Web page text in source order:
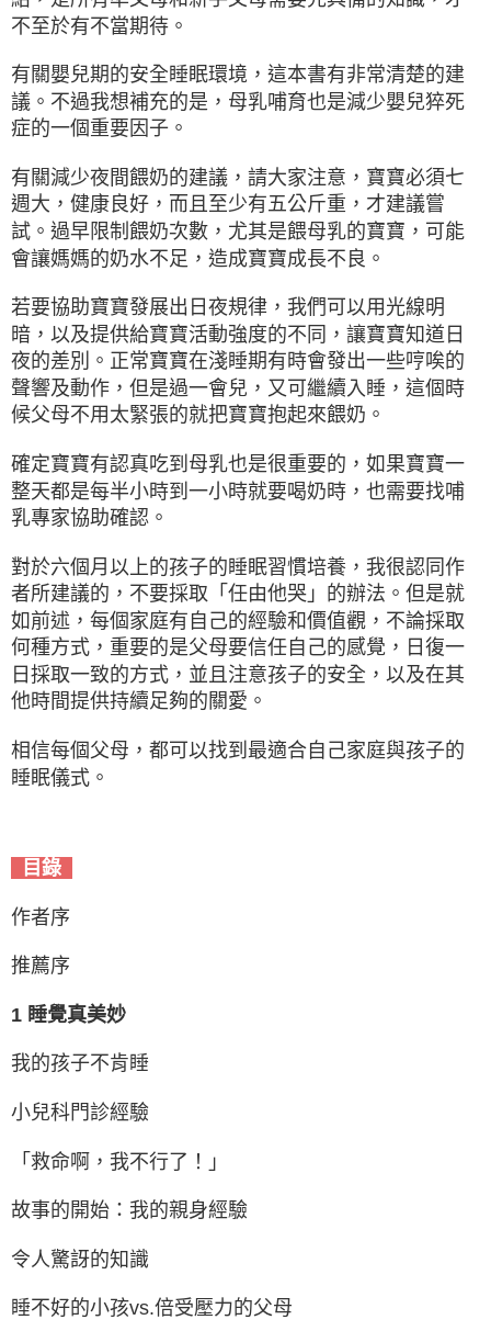
不至於有不當期待。
有關嬰兒期的安全睡眠環境，這本書有非常清楚的建
議。不過我想補充的是，母乳哺育也是減少嬰兒猝死
症的一個重要因子。
有關減少夜間餵奶的建議，請大家注意，寶寶必須七
週大，健康良好，而且至少有五公斤重，才建議嘗
試。過早限制餵奶次數，尤其是餵母乳的寶寶，可能
會讓媽媽的奶水不足，造成寶寶成長不良。
若要協助寶寶發展出日夜規律，我們可以用光線明
暗，以及提供給寶寶活動強度的不同，讓寶寶知道日
夜的差別。正常寶寶在淺睡期有時會發出一些哼唉的
聲響及動作，但是過一會兒，又可繼續入睡，這個時
候父母不用太緊張的就把寶寶抱起來餵奶。
確定寶寶有認真吃到母乳也是很重要的，如果寶寶一
整天都是每半小時到一小時就要喝奶時，也需要找哺
乳專家協助確認。
對於六個月以上的孩子的睡眠習慣培養，我很認同作
者所建議的，不要採取「任由他哭」的辦法。但是就
如前述，每個家庭有自己的經驗和價值觀，不論採取
何種方式，重要的是父母要信任自己的感覺，日復一
日採取一致的方式，並且注意孩子的安全，以及在其
他時間提供持續足夠的關愛。
相信每個父母，都可以找到最適合自己家庭與孩子的
睡眠儀式。
目錄
作者序
推薦序
1 睡覺真美妙
我的孩子不肯睡
小兒科門診經驗
「救命啊，我不行了！」
故事的開始：我的親身經驗
令人驚訝的知識
睡不好的小孩vs.倍受壓力的父母